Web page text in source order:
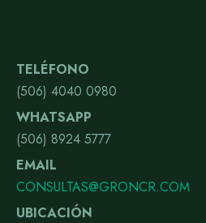
TELÉFONO
(506) 4040 0980
WHATSAPP
(506) 8924 5777
EMAIL
CONSULTAS@GRONCR.COM
UBICACIÓN